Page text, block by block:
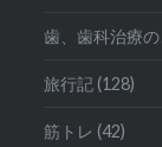
歯、歯科治療の
旅行記 (128)
筋トレ (42)